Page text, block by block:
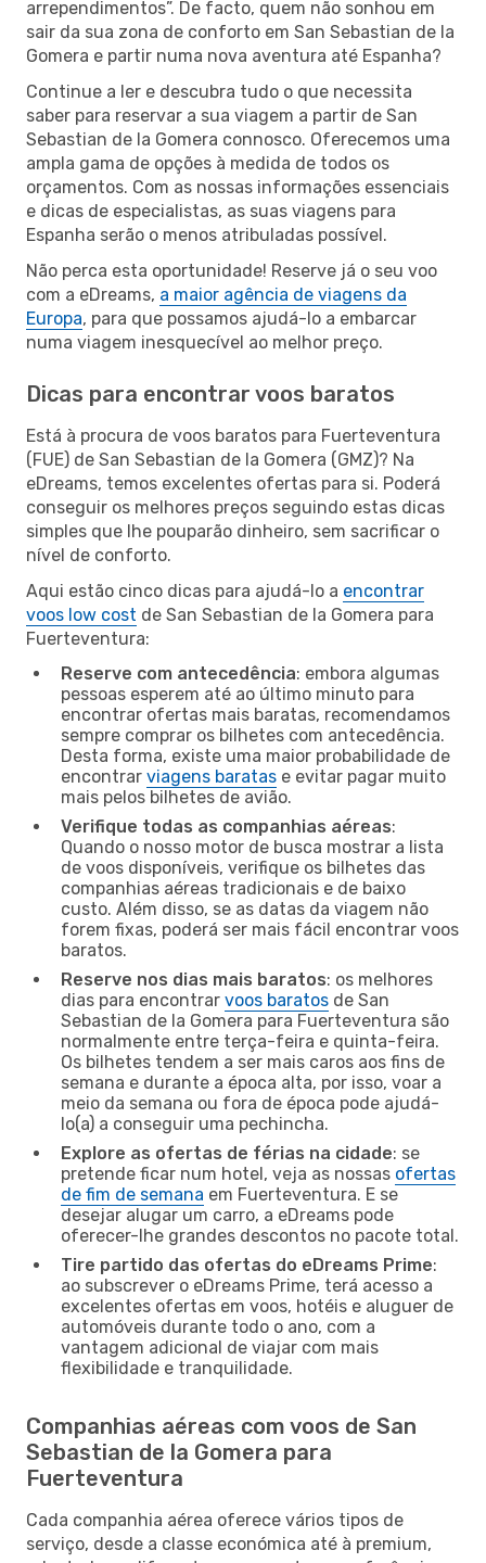
arrependimentos”. De facto, quem não sonhou em
sair da sua zona de conforto em San Sebastian de la
Gomera e partir numa nova aventura até Espanha?
Continue a ler e descubra tudo o que necessita
saber para reservar a sua viagem a partir de San
Sebastian de la Gomera connosco. Oferecemos uma
ampla gama de opções à medida de todos os
orçamentos. Com as nossas informações essenciais
e dicas de especialistas, as suas viagens para
Espanha serão o menos atribuladas possível.
Não perca esta oportunidade! Reserve já o seu voo
com a eDreams, a maior agência de viagens da
Europa, para que possamos ajudá-lo a embarcar
numa viagem inesquecível ao melhor preço.
Dicas para encontrar voos baratos
Está à procura de voos baratos para Fuerteventura
(FUE) de San Sebastian de la Gomera (GMZ)? Na
eDreams, temos excelentes ofertas para si. Poderá
conseguir os melhores preços seguindo estas dicas
simples que lhe pouparão dinheiro, sem sacrificar o
nível de conforto.
Aqui estão cinco dicas para ajudá-lo a encontrar
voos low cost de San Sebastian de la Gomera para
Fuerteventura:
Reserve com antecedência: embora algumas
pessoas esperem até ao último minuto para
encontrar ofertas mais baratas, recomendamos
sempre comprar os bilhetes com antecedência.
Desta forma, existe uma maior probabilidade de
encontrar viagens baratas e evitar pagar muito
mais pelos bilhetes de avião.
Verifique todas as companhias aéreas:
Quando o nosso motor de busca mostrar a lista
de voos disponíveis, verifique os bilhetes das
companhias aéreas tradicionais e de baixo
custo. Além disso, se as datas da viagem não
forem fixas, poderá ser mais fácil encontrar voos
baratos.
Reserve nos dias mais baratos: os melhores
dias para encontrar voos baratos de San
Sebastian de la Gomera para Fuerteventura são
normalmente entre terça-feira e quinta-feira.
Os bilhetes tendem a ser mais caros aos fins de
semana e durante a época alta, por isso, voar a
meio da semana ou fora de época pode ajudá-
lo(a) a conseguir uma pechincha.
Explore as ofertas de férias na cidade: se
pretende ficar num hotel, veja as nossas ofertas
de fim de semana em Fuerteventura. E se
desejar alugar um carro, a eDreams pode
oferecer-lhe grandes descontos no pacote total.
Tire partido das ofertas do eDreams Prime:
ao subscrever o eDreams Prime, terá acesso a
excelentes ofertas em voos, hotéis e aluguer de
automóveis durante todo o ano, com a
vantagem adicional de viajar com mais
flexibilidade e tranquilidade.
Companhias aéreas com voos de San
Sebastian de la Gomera para
Fuerteventura
Cada companhia aérea oferece vários tipos de
serviço, desde a classe económica até à premium,